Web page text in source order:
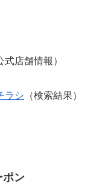
式店舗情報）
ラシ （検索結果）
ポン